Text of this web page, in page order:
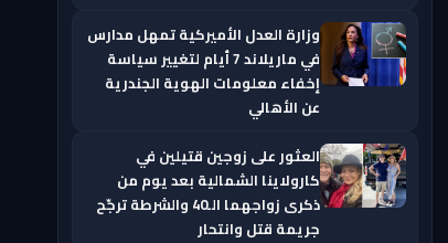
وزارة العدل الأميركية تمهل مدارس
في ماريلاند 7 أيام لتغيير سياسة
إخفاء معلومات الهوية الجندرية
عن الأهالي
العثور على زوجين قتيلين في
كارولاينا الشمالية بعد يوم من
ذكرى زواجهما الـ40 والشرطة ترجّح
جريمة قتل وانتحار